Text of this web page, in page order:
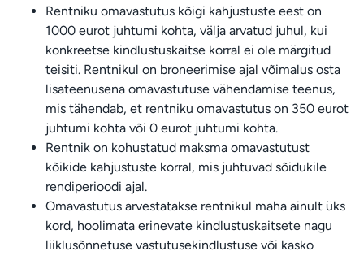
Rentniku omavastutus kõigi kahjustuste eest on
1000 eurot juhtumi kohta, välja arvatud juhul, kui
konkreetse kindlustuskaitse korral ei ole märgitud
teisiti. Rentnikul on broneerimise ajal võimalus osta
lisateenusena omavastutuse vähendamise teenus,
mis tähendab, et rentniku omavastutus on 350 eurot
juhtumi kohta või 0 eurot juhtumi kohta.
Rentnik on kohustatud maksma omavastutust
kõikide kahjustuste korral, mis juhtuvad sõidukile
rendiperioodi ajal.
Omavastutus arvestatakse rentnikul maha ainult üks
kord, hoolimata erinevate kindlustuskaitsete nagu
liiklusõnnetuse vastutusekindlustuse või kasko